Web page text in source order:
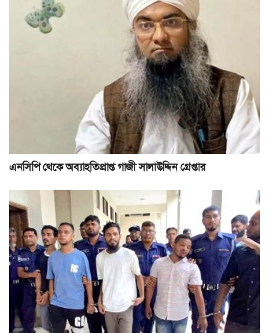
এনসিপি থেকে অব্যাহতিপ্রাপ্ত গাজী সালাউদ্দিন গ্রেপ্তার